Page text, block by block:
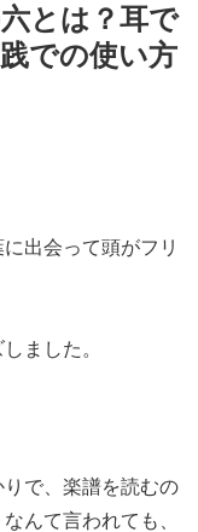
とは？耳で
での使い方
出会って頭がフリ
ました。
で、楽譜を読むの
んて言われても、